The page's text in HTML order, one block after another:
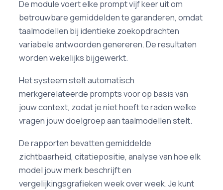
De module voert elke prompt vijf keer uit om
betrouwbare gemiddelden te garanderen, omdat
taalmodellen bij identieke zoekopdrachten
variabele antwoorden genereren. De resultaten
worden wekelijks bijgewerkt.
Het systeem stelt automatisch
merkgerelateerde prompts voor op basis van
jouw context, zodat je niet hoeft te raden welke
vragen jouw doelgroep aan taalmodellen stelt.
De rapporten bevatten gemiddelde
zichtbaarheid, citatiepositie, analyse van hoe elk
model jouw merk beschrijft en
vergelijkingsgrafieken week over week. Je kunt